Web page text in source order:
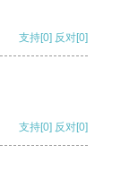
支持[0] 反对[0]
支持[0] 反对[0]